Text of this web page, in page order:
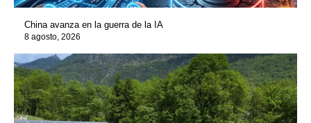
China avanza en la guerra de la IA
8 agosto, 2026